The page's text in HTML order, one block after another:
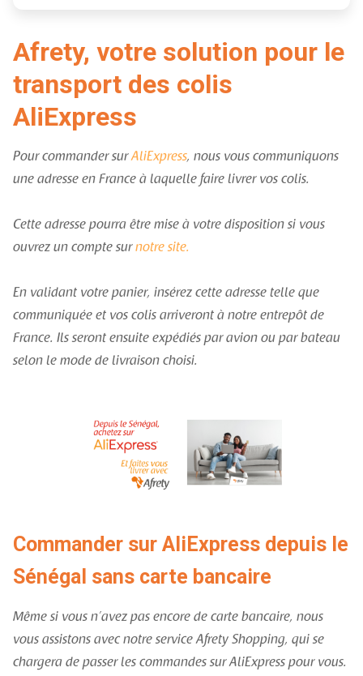
Afrety, votre solution pour le
transport des colis
AliExpress
Pour commander surAliExpress, nous vous communiquons
une adresse en France à laquelle faire livrer vos colis.
Cette adresse pourra être mise à votre disposition si vous
ouvrez un compte surnotre site.
En validant votre panier, insérez cette adresse telle que
communiquée et vos colis arriveront à notre entrepôt de
France. Ils seront ensuite expédiés par avion ou par bateau
selon le mode de livraison choisi.
Commander sur AliExpress depuis le
Sénégal sans carte bancaire
Même si vous n’avez pas encore de carte bancaire, nous
vous assistons avec notre service Afrety Shopping, qui se
chargera de passer les commandes sur AliExpress pour vous.